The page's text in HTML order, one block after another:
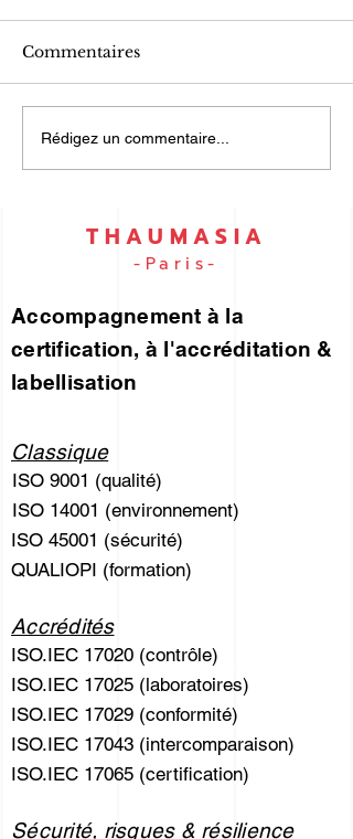
UN PORTEFEUILLE
DES RISQUES... pour
Commentaires
Rédigez un commentaire...
THAUMASIA
-Paris-
Accompagnement à la
certification, à l'accréditation &
labellisation
Classique
ISO 9001 (qualité)
ISO 14001 (environnement)
ISO 45001 (sécurité)
QUALIOPI (formation)
Accrédités
ISO.IEC 17020 (contrôle)
ISO.IEC 17025 (laboratoires)
ISO.IEC 17029 (conformité)
ISO.IEC 17043 (intercomparaison)
ISO.IEC 17065 (certification)
Sécurité, risques & résilience